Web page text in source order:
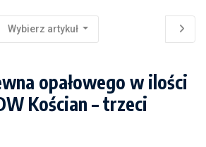
Wybierz artykuł
opałowego w ilości
Kościan – trzeci